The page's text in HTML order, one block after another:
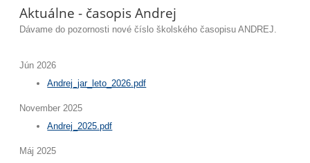
Aktuálne - časopis Andrej
Dávame do pozornosti nové číslo školského časopisu ANDREJ.
Jún 2026
Andrej_jar_leto_2026.pdf
November 2025
Andrej_2025.pdf
Máj 2025